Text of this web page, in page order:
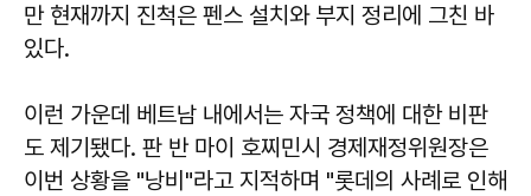
만 현재까지 진척은 펜스 설치와 부지 정리에 그친 바
있다.
이런 가운데 베트남 내에서는 자국 정책에 대한 비판
도 제기됐다. 판 반 마이 호찌민시 경제재정위원장은
이번 상황을 "낭비"라고 지적하며 "롯데의 사례로 인해